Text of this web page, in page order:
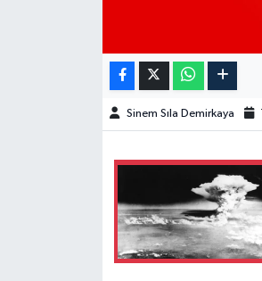
Sinem Sıla Demirkaya
Kim kimdir?
Kültür Sanat